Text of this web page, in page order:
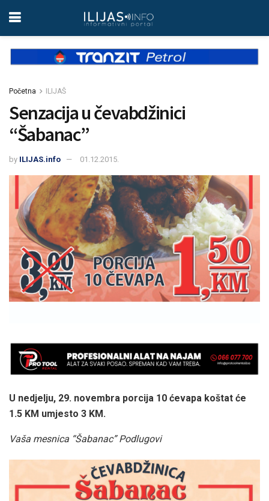
Početna ILIJAŠ
Senzacija u čevabdžinici
“Šabanac”
by ILIJAS.info 01.12.2015.
U nedjelju, 29. novembra porcija 10 ćevapa koštat će
1.5 KM umjesto 3 KM.
Vaša mesnica “Šabanac” Podlugovi